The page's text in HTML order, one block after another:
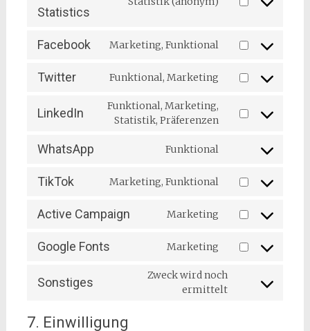
complianz
Statistics
Consent
burst-
Facebook Marketing, Funktional
Consent
service
Twitter Funktional, Marketing
Consent
service
LinkedIn
Funktional, Marketing,
Statistik, Präferenzen
Consent
service
WhatsApp Funktional
Consent
service
TikTok Marketing, Funktional
Consent
service
Active Campaign Marketing
Consent
service
campaign
Google Fonts Marketing
Consent
service
Sonstiges
Zweck wird noch
ermittelt
Consent
7. Einwilligung